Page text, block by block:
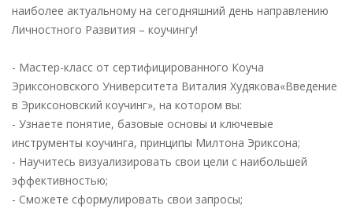
наиболее актуальному на сегодняшний день направлению
Личностного Развития – коучингу!
- Мастер-класс от сертифицированного Коуча
Эриксоновского Университета Виталия Худякова«Введение
в Эриксоновский коучинг», на котором вы:
- Узнаете понятие, базовые основы и ключевые
инструменты коучинга, принципы Милтона Эриксона;
- Научитесь визуализировать свои цели с наибольшей
эффективностью;
- Сможете сформулировать свои запросы;